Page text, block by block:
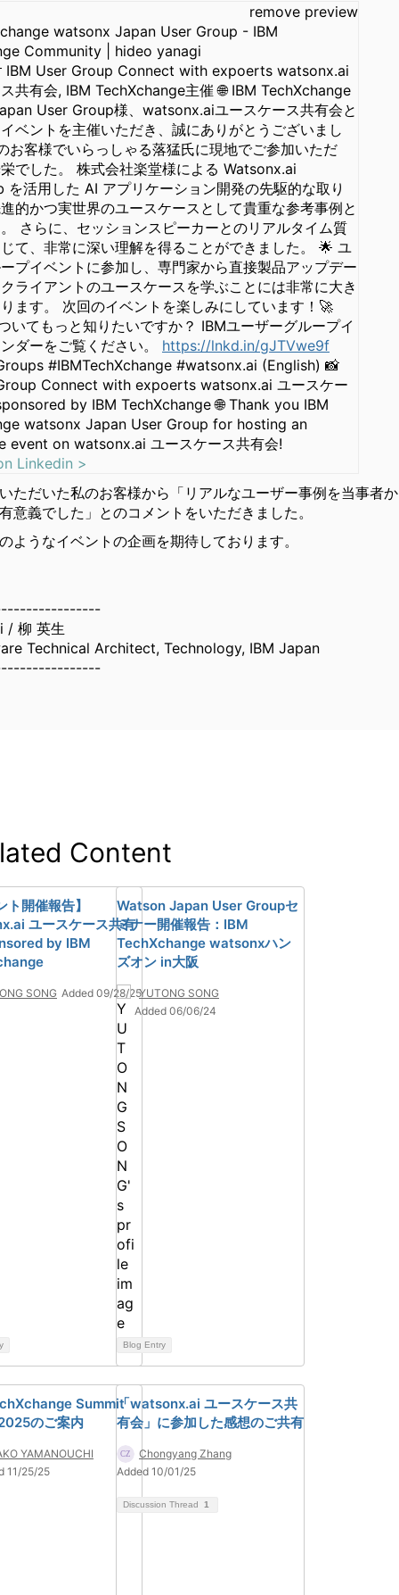
remove preview
watsonx Japan User Group - IBM
Community | hideo yanagi
IBM User Group Connect with expoerts watsonx.ai
共有会, IBM TechXchange主催 🌐 IBM TechXchange
User Group様、watsonx.aiユースケース共有会と
ベントを主催いただき、誠にありがとうございまし
お客様でいらっしゃる落猛氏に現地でご参加いただ
でした。 株式会社楽堂様による Watsonx.ai
活用した AI アプリケーション開発の先駆的な取り
的かつ実世界のユースケースとして貴重な参考事例と
さらに、セッションスピーカーとのリアルタイム質
て、非常に深い理解を得ることができました。 🌟 ユ
プイベントに参加し、専門家から直接製品アップデー
ライアントのユースケースを学ぶことには非常に大き
ます。 次回のイベントを楽しみにしています！🚀
いてもっと知りたいですか？ IBMユーザーグループイ
ダーをご覧ください。 https://lnkd.in/gJTVwe9f
#IBMTechXchange #watsonx.ai (English) 📸
Connect with expoerts watsonx.ai ユースケー
by IBM TechXchange 🌐 Thank you IBM
watsonx Japan User Group for hosting an
event on watsonx.ai ユースケース共有会!
Linkedin >
ただいた私のお客様から「リアルなユーザー事例を当事者
意義でした」とのコメントをいただきました。
ようなイベントの企画を期待しております。
/ 柳 英生
Technical Architect, Technology, IBM Japan
Content
ト開催報告】
ユースケース共有
by IBM
SONG Added 09/28/25
Watson Japan User Groupセ
ミナー開催報告：IBM
TechXchange watsonxハン
ズオン in大阪
YUTONG SONG
Added 06/06/24
Blog Entry
Summit
のご案内
YAMANOUCHI
11/25/25
「watsonx.ai ユースケース共
有会」に参加した感想のご共有
Chongyang Zhang
Added 10/01/25
Discussion Thread 1